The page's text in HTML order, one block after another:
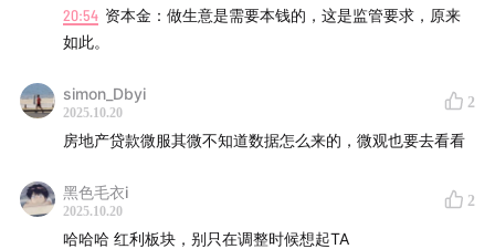
​ 股份制银行历史使命：80-90年代商业化改革的"试
验田"
力
​ 银行业未来趋势：从"贷款先行"到"服务先行"的综合
43:58 ​ 财富管理成为银行个人业务核心抓手，全生命周期
对利率敏感：利率环境偏高时，拉存款能力强的银行，盈利
能力更强；利率环境不太行时，强回报的银行能力更强。
「✅活期​」
账户活才会有活期沉淀下来。
势。
活期的成本接近于零，负债成本很低。但如果降息之后，活
20:54 资本金：做生意是需要本钱的，这是监管要求，原来
如此。
simon_Dbyi
2025.10.20
2
房地产贷款微服其微不知道数据怎么来的，微观也要去看看
黑色毛衣i
2025.10.20
2
哈哈哈 红利板块，别只在调整时候想起TA